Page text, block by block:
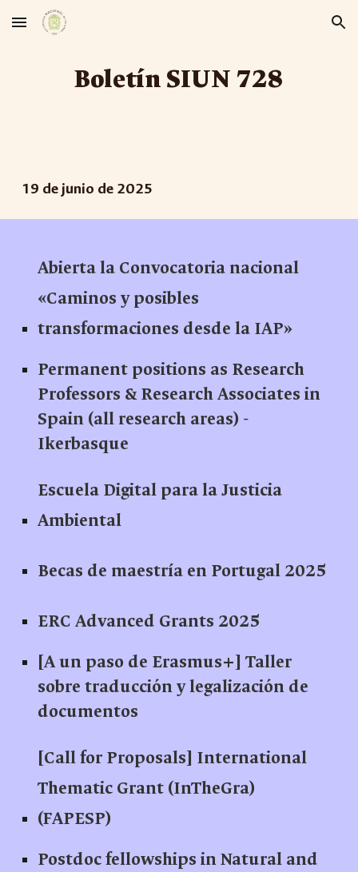
Skip to main content Skip to navigation
Boletín SIUN 728
19 de junio de 2025
Abierta la Convocatoria nacional
«Caminos y posibles
transformaciones desde la IAP»
Permanent positions as Research
Professors & Research Associates in
Spain (all research areas) -
Ikerbasque
Escuela Digital para la Justicia
Ambiental
Becas de maestría en Portugal 2025
ERC Advanced Grants 2025
[A un paso de Erasmus+] Taller
sobre traducción y legalización de
documentos
[Call for Proposals] International
Thematic Grant (InTheGra)
(FAPESP)
Postdoc fellowships in Natural and